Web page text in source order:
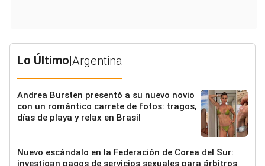
Lo Último|Argentina
Andrea Bursten presentó a su nuevo novio
con un romántico carrete de fotos: tragos,
días de playa y relax en Brasil
Nuevo escándalo en la Federación de Corea del Sur:
investigan pagos de servicios sexuales para árbitros